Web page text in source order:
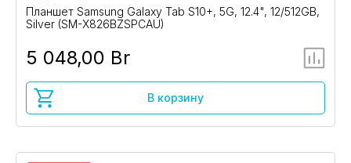
Планшет Samsung Galaxy Tab S10+, 5G, 12.4", 12/512GB,
Silver (SM-X826BZSPCAU)
5 048,00 Br
В корзину